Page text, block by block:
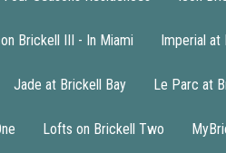
Brickell III - In Miami Imperial at
Jade at Brickell Bay Le Parc at
Lofts on Brickell Two